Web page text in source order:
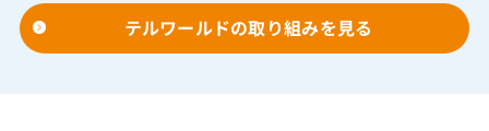
テルワールドの取り組みを見る